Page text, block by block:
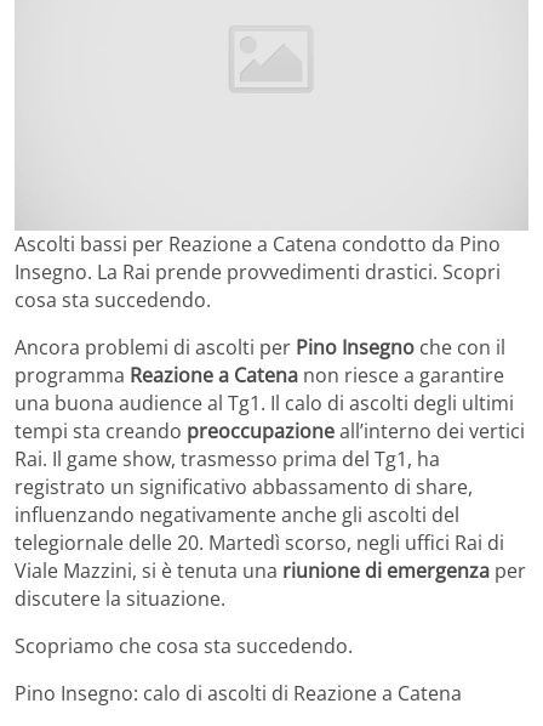
Ascolti bassi per Reazione a Catena condotto da Pino
Insegno. La Rai prende provvedimenti drastici. Scopri
cosa sta succedendo.
Ancora problemi di ascolti per Pino Insegno che con il
programma Reazione a Catena non riesce a garantire
una buona audience al Tg1. Il calo di ascolti degli ultimi
tempi sta creando preoccupazioneall’interno dei vertici
Rai. Il game show, trasmesso prima del Tg1, ha
registrato un significativo abbassamento di share,
influenzando negativamente anche gli ascolti del
telegiornale delle 20. Martedì scorso, negli uffici Rai di
Viale Mazzini, si è tenuta una riunione di emergenza per
discutere la situazione.
Scopriamo che cosa sta succedendo.
Pino Insegno: calo di ascolti di Reazione a Catena